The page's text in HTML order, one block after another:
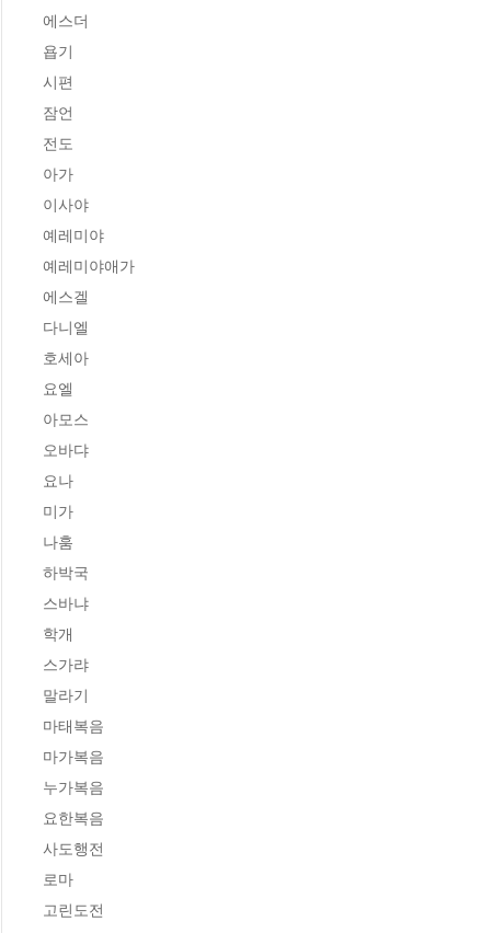
에스더
욥기
시편
잠언
전도
아가
이사야
예레미야
예레미야애가
에스겔
다니엘
호세아
요엘
아모스
오바댜
요나
미가
나훔
하박국
스바냐
학개
스가랴
말라기
마태복음
마가복음
누가복음
요한복음
사도행전
로마
고린도전